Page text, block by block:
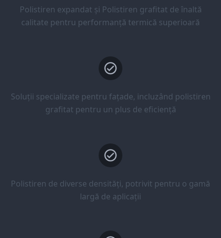
Polistiren expandat și Polistiren grafitat de înaltă
calitate pentru performanță termică superioară
Soluții specializate pentru fațade, incluzând polistiren
grafitat pentru un plus de eficiență
Polistiren de diverse densități, potrivit pentru o gamă
largă de aplicații